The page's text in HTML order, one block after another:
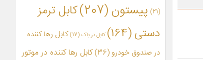
(21) پیستون (207)
کابل ترمز
دستی(164) کابل در باک (17)
کابل رها کننده
در صندوق خودرو (36)
کابل رها کننده در موتور